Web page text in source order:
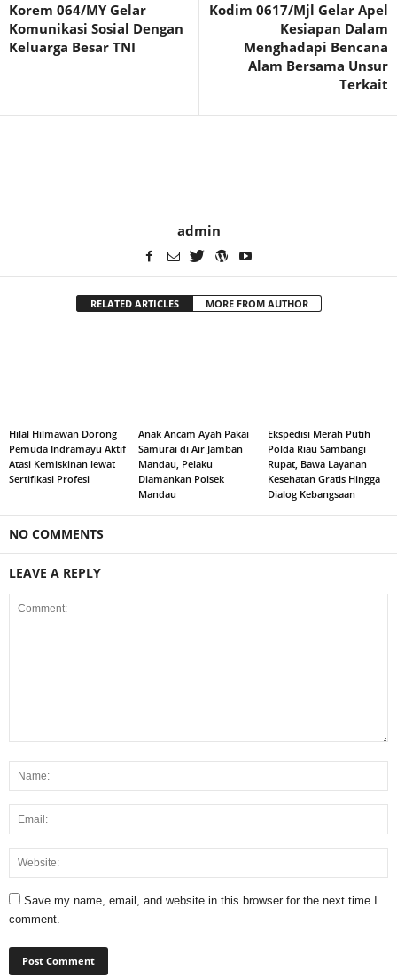
Korem 064/MY Gelar
Komunikasi Sosial Dengan
Keluarga Besar TNI
Kodim 0617/Mjl Gelar Apel
Kesiapan Dalam
Menghadapi Bencana
Alam Bersama Unsur
Terkait
admin
RELATED ARTICLES MORE FROM AUTHOR
Hilal Hilmawan Dorong
Pemuda Indramayu Aktif
Atasi Kemiskinan lewat
Sertifikasi Profesi
Anak Ancam Ayah Pakai
Samurai di Air Jamban
Mandau, Pelaku
Diamankan Polsek
Mandau
Ekspedisi Merah Putih
Polda Riau Sambangi
Rupat, Bawa Layanan
Kesehatan Gratis Hingga
Dialog Kebangsaan
NO COMMENTS
LEAVE A REPLY
Save my name, email, and website in this browser for the next time I
comment.